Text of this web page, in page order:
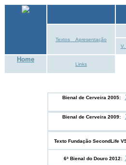
Textos _ Apresentação
V.
Home
Links
Bienal de Cerveira 2005:
Bienal de Cerveira 2009:
Texto Fundação SecondLife
6ª Bienal do Douro 2012: